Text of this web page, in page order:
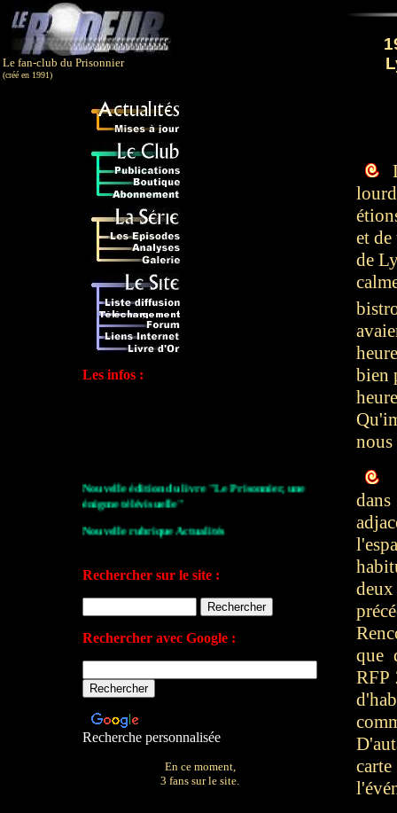
Le fan-club du Prisonnier
(créé en 1991)
Les infos :
Nouvelle édition du livre "Le Prisonnier, une
énigme télévisuelle"
Nouvelle rubrique Actualités
Les archives de John Drake
Le plan du site
Votre avis sur le site
Rechercher sur le site :
Rechercher avec Google :
Recherche personnalisée
En ce moment,
3 fans sur le site.
et
de
bien
deux
que
RFP